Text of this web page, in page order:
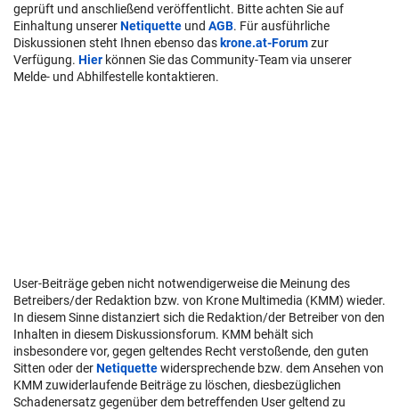
geprüft und anschließend veröffentlicht. Bitte achten Sie auf
Einhaltung unsererNetiquette und AGB. Für ausführliche
Diskussionen steht Ihnen ebenso das krone.at-Forumzur
Verfügung. Hier können Sie das Community-Team via unserer
Melde- und Abhilfestelle kontaktieren.
User-Beiträge geben nicht notwendigerweise die Meinung des
Betreibers/der Redaktion bzw. von Krone Multimedia (KMM) wieder.
In diesem Sinne distanziert sich die Redaktion/der Betreiber von den
Inhalten in diesem Diskussionsforum. KMM behält sich
insbesondere vor, gegen geltendes Recht verstoßende, den guten
Sitten oder derNetiquettewidersprechende bzw. dem Ansehen von
KMM zuwiderlaufende Beiträge zu löschen, diesbezüglichen
Schadenersatz gegenüber dem betreffenden User geltend zu